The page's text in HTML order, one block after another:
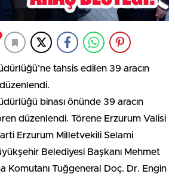
tahsis edilen 39 aracın
binası önünde 39 aracın
düzenlendi. Törene Erzurum Valisi
Erzurum Milletvekili Selami
Belediyesi Başkanı Mehmet
Komutanı Tuğgeneral Doç. Dr. Engin